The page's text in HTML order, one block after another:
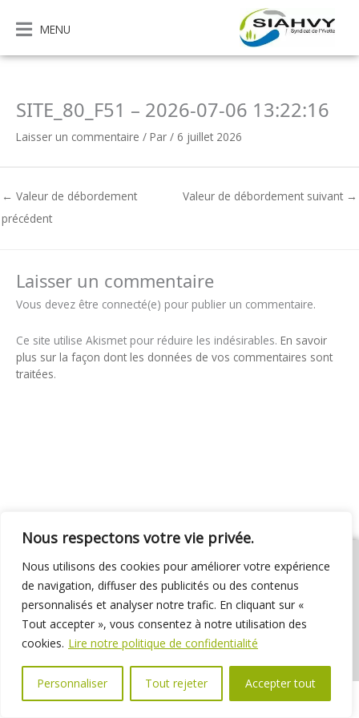
Nous respectons votre vie privée.
Nous utilisons des cookies pour améliorer votre expérience
de navigation, diffuser des publicités ou des contenus
personnalisés et analyser notre trafic. En cliquant sur «
Tout accepter », vous consentez à notre utilisation des
cookies. Lire notre politique de confidentialité
Personnaliser Tout rejeter Accepter tout
contenu
MENU
SITE_80_F51 – 2026-07-06 13:22:16
Laisser un commentaire / Par / 6 juillet 2026
← Valeur de débordement
précédent
Valeur de débordement suivant →
Laisser un commentaire
Vous devez être connecté(e) pour publier un commentaire.
Ce site utilise Akismet pour réduire les indésirables. En savoir
plus sur la façon dont les données de vos commentaires sont
traitées.
01 69 31 72 10 01 69 31 37 31
Nous contacter
Espace élus
Marchés publics Délibérations